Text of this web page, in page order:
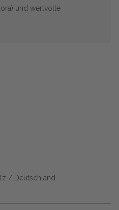
und wertvolle
/ Deutschland